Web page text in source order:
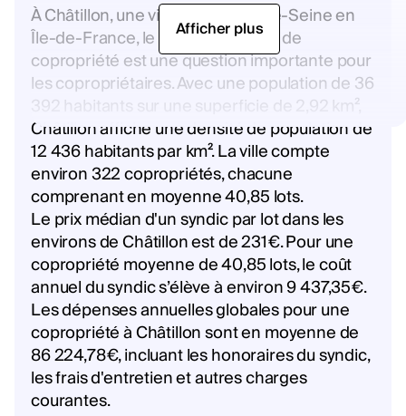
À Châtillon, une ville des Hauts-de-Seine en
Île-de-France, le coût d'un syndic de
copropriété est une question importante pour
les copropriétaires. Avec une population de 36
392 habitants sur une superficie de 2,92 km²,
Châtillon affiche une densité de population de
12 436 habitants par km². La ville compte
environ 322 copropriétés, chacune
comprenant en moyenne 40,85 lots.
Le prix médian d'un syndic par lot dans les
environs de Châtillon est de 231€. Pour une
copropriété moyenne de 40,85 lots, le coût
annuel du syndic s’élève à environ 9 437,35€.
Les dépenses annuelles globales pour une
copropriété à Châtillon sont en moyenne de
86 224,78€, incluant les honoraires du syndic,
les frais d'entretien et autres charges
courantes.
Afficher plus